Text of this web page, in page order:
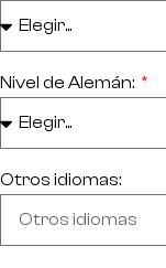
Nivel de Alemán:
Otros idiomas: